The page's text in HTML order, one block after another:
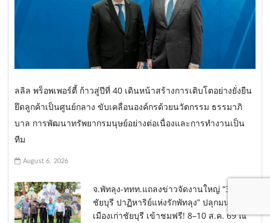
ลลิล พร็อพเพอร์ตี้ ก้าวสู่ปีที่ 40 เดินหน้าสร้างการเติบโตอย่างยั่งยืน
ยึดลูกค้าเป็นศูนย์กลาง ขับเคลื่อนองค์กรด้วยนวัตกรรม ธรรมาภิ
บาล การพัฒนาทรัพยากรมนุษย์อย่างต่อเนื่องและการทำงานเป็น
ทีม
August 6, 2026
จ.พัทลุง-ททท.แถลงข่าวจัดงานใหญ่ “397 ปี
ชัยบุรี ปาฏิหาริย์แห่งรักพัทลุง” ปลุกมนต์เสน่ห์
เมืองเก่าชัยบุรี เข้าชมฟรี! 8–10 ส.ค. 69 ณ